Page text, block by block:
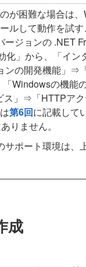
が困難な場合は
ルして動作を試
ジョンの .NET
化」から、「イ
の開発機能」⇒
Windowsの機能
ス」⇒「HTTPア
第6回に記載して
りません。
ポート環境は、
成